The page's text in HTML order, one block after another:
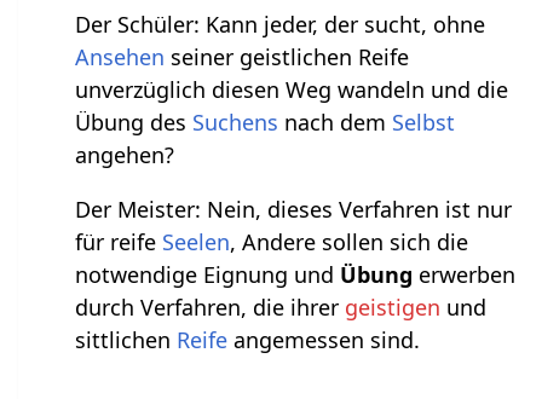
Der Schüler: Kann jeder, der sucht, ohne
Ansehen seiner geistlichen Reife
unverzüglich diesen Weg wandeln und die
Übung des Suchens nach dem Selbst
angehen?
Der Meister: Nein, dieses Verfahren ist nur
für reife Seelen, Andere sollen sich die
notwendige Eignung und Übung erwerben
durch Verfahren, die ihrer geistigen und
sittlichen Reife angemessen sind.